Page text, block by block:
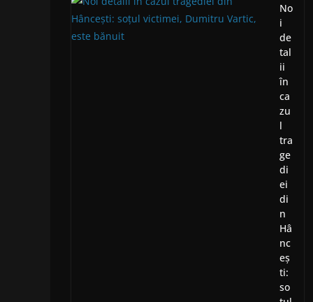
No
i
de
tal
ii
în
ca
zu
l
tra
ge
di
ei
di
n
Hâ
nc
eș
ti:
so